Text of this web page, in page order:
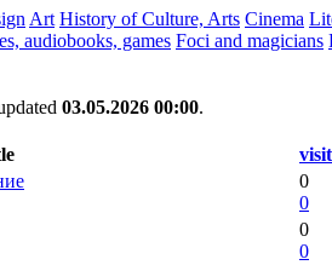
Art History of Culture, Arts Cinema
audiobooks, games Foci and magicians
03.05.2026 00:00.
0
0
0
0